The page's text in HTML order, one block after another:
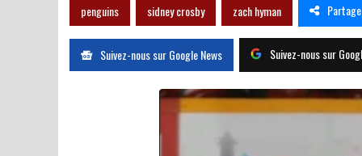
penguins sidney crosby zach hyman
Suivez-nous sur Google News Suivez-nous sur